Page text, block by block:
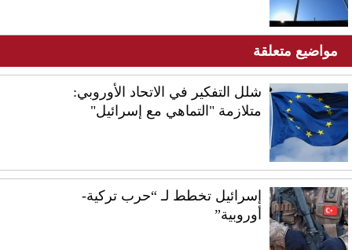
مواضيع متعلقة
شلل التفكير في الاتحاد الأوروبي:
متلازمة "التماهي مع إسرائيل"
إسرائيل تخطط لـ “حرب تركية-
أوروبية”